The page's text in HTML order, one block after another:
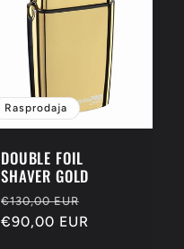
Rasprodaja
DOUBLE FOIL
SHAVER GOLD
Redovna
cijena
€130,00 EUR
€90,00 EUR